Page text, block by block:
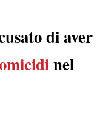
di aver
nel